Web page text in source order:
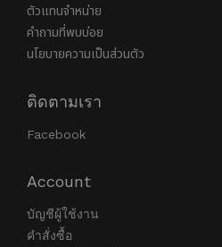
ตัวแทนจำหน่าย
คำถามที่พบบ่อย
นโยบายความเป็นส่วนตัว
ติดตามเรา
Facebook
Account
บัญชีผู้ใช้งาน
คำสั่งซื้อ